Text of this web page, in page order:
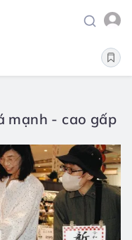
mạnh - cao gấp